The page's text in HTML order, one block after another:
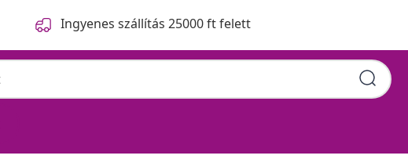
Ingyenes szállítás 25000 ft felett